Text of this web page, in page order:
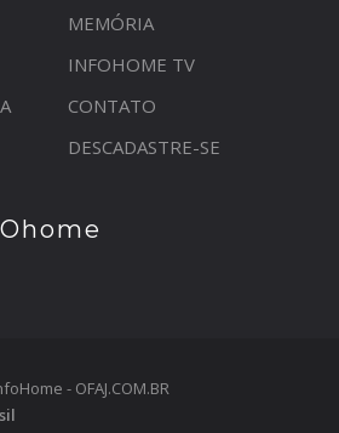
MEMÓRIA
INFOHOME TV
CONTATO
DESCADASTRE-SE
- OFAJ.COM.BR